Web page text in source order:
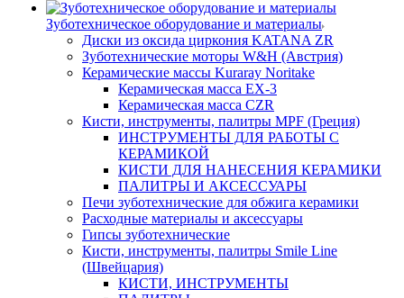
Зуботехническое оборудование и материалы
Диски из оксида циркония KATANA ZR
Зуботехнические моторы W&H (Австрия)
Керамические массы Kuraray Noritake
Керамическая масса EX-3
Керамическая масса CZR
Кисти, инструменты, палитры MPF (Греция)
ИНСТРУМЕНТЫ ДЛЯ РАБОТЫ С
КЕРАМИКОЙ
КИСТИ ДЛЯ НАНЕСЕНИЯ КЕРАМИКИ
ПАЛИТРЫ И АКСЕССУАРЫ
Печи зуботехнические для обжига керамики
Расходные материалы и аксессуары
Гипсы зуботехнические
Кисти, инструменты, палитры Smile Line
(Швейцария)
КИСТИ, ИНСТРУМЕНТЫ